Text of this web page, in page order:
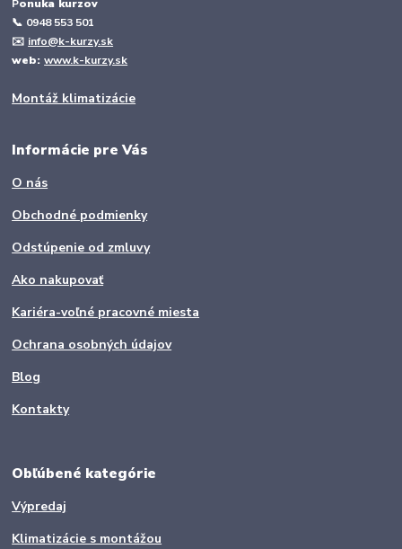
Ponuka kurzov
📞 0948 553 501
✉️ info@k-kurzy.sk
web:www.k-kurzy.sk
Montáž klimatizácie
Informácie pre Vás
O nás
Obchodné podmienky
Odstúpenie od zmluvy
Ako nakupovať
Kariéra-voľné pracovné miesta
Ochrana osobných údajov
Blog
Kontakty
Obľúbené kategórie
Výpredaj
Klimatizácie s montážou